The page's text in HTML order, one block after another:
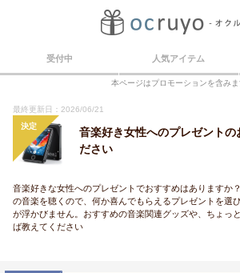
受付中 人気アイテム
本ページはプロモーションを含み
最終更新日：2026/06/21
決定
音楽好き女性へのプレゼントの
ださい
音楽好きな女性へのプレゼントでおすすめはありますか
の音楽を聴くので、何か喜んでもらえるプレゼントを選
が浮かびません。おすすめの音楽関連グッズや、ちょっ
ば教えてください